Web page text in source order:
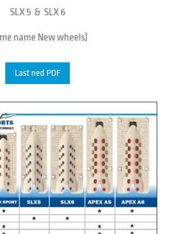
SLX 5 & SLX 6
name New wheels)
Last ned PDF